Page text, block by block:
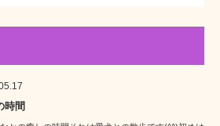
時間